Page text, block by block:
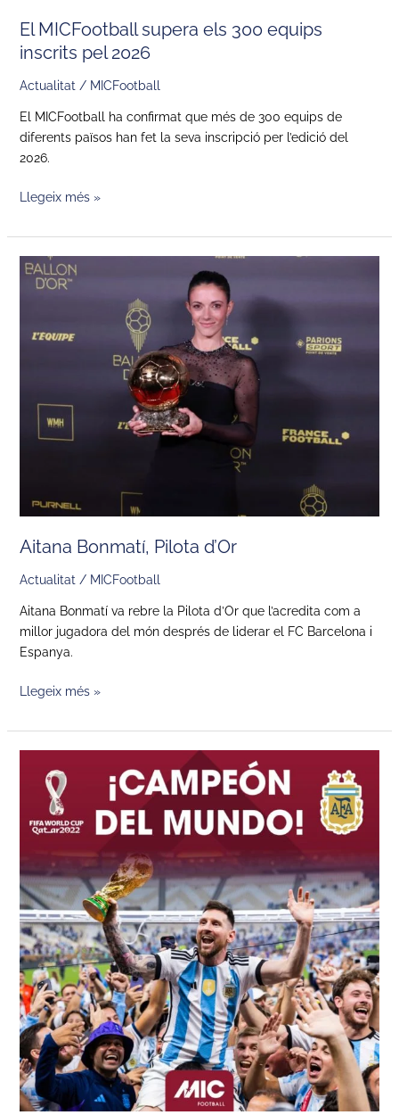
El MICFootball supera els 300 equips
inscrits pel 2026
Actualitat / MICFootball
El MICFootball ha confirmat que més de 300 equips de
diferents països han fet la seva inscripció per l’edició del
2026.
Llegeix més »
Aitana Bonmatí, Pilota d’Or
Actualitat/ MICFootball
Aitana Bonmatí va rebre la Pilota d’Or que l’acredita com a
millor jugadora del món després de liderar el FC Barcelona i
Espanya.
Aitana
Bonmatí,
Llegeix més »
Messi
corona
un
Mundial
de
Qatar
amb
molt
protagonisme
MIC